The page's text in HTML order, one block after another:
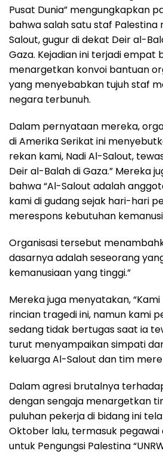
Pusat Dunia” mengungkapkan
bahwa salah satu staf Palestina
Salout, gugur di dekat Deir al-
Gaza. Kejadian ini terjadi empat
menargetkan konvoi bantuan
yang menyebabkan tujuh staf
negara terbunuh.
Dalam pernyataan mereka,
di Amerika Serikat ini
rekan kami, Nadi Al-Salout,
Deir al-Balah di Gaza.” Mereka
bahwa “Al-Salout adalah
kami di gudang sejak hari-hari
merespons kebutuhan
Organisasi tersebut
dasarnya adalah seseorang
kemanusiaan yang tinggi.”
Mereka juga menyatakan,
rincian tragedi ini, namun kami
sedang tidak bertugas saat ia
turut menyampaikan simpati
keluarga Al-Salout dan tim
Dalam agresi brutalnya
dengan sengaja menargetkan
puluhan pekerja di bidang ini
Oktober lalu, termasuk pegawai
untuk Pengungsi Palestina